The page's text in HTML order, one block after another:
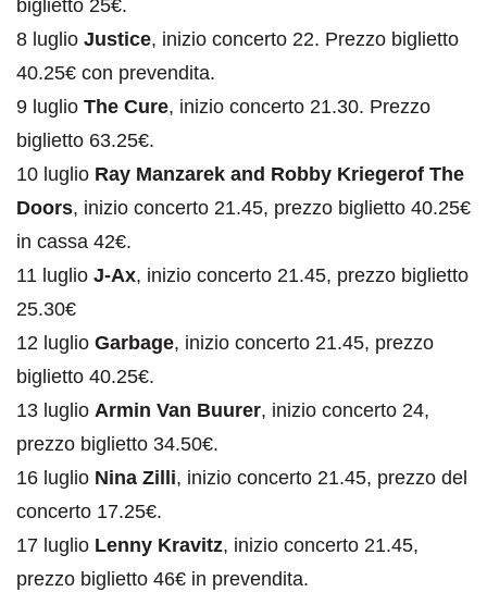
biglietto 25€.
8 luglio Justice, inizio concerto 22. Prezzo biglietto
40.25€ con prevendita.
9 luglio The Cure, inizio concerto 21.30. Prezzo
biglietto 63.25€.
10 luglio Ray Manzarek and Robby Kriegerof The
Doors, inizio concerto 21.45, prezzo biglietto 40.25€
in cassa 42€.
11 luglio J-Ax, inizio concerto 21.45, prezzo biglietto
25.30€
12 luglio Garbage, inizio concerto 21.45, prezzo
biglietto 40.25€.
13 luglio Armin Van Buurer, inizio concerto 24,
prezzo biglietto 34.50€.
16 luglio Nina Zilli, inizio concerto 21.45, prezzo del
concerto 17.25€.
17 luglio Lenny Kravitz, inizio concerto 21.45,
prezzo biglietto 46€ in prevendita.